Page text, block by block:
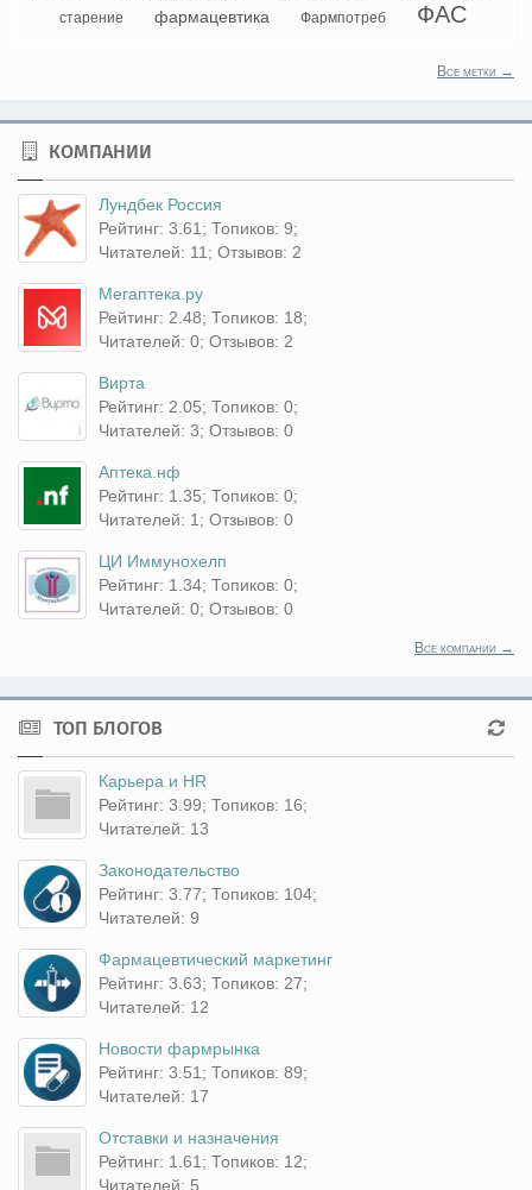
старение фармацевтика Фармпотреб ФАС
Все метки →
КОМПАНИИ
Лундбек Россия
Рейтинг: 3.61; Топиков: 9;
Читателей: 11; Отзывов: 2
Мегаптека.ру
Рейтинг: 2.48; Топиков: 18;
Читателей: 0; Отзывов: 2
Вирта
Рейтинг: 2.05; Топиков: 0;
Читателей: 3; Отзывов: 0
Аптека.нф
Рейтинг: 1.35; Топиков: 0;
Читателей: 1; Отзывов: 0
ЦИ Иммунохелп
Рейтинг: 1.34; Топиков: 0;
Читателей: 0; Отзывов: 0
Все компании →
ТОП БЛОГОВ
Карьера и HR
Рейтинг: 3.99; Топиков: 16;
Читателей: 13
Законодательство
Рейтинг: 3.77; Топиков: 104;
Читателей: 9
Фармацевтический маркетинг
Рейтинг: 3.63; Топиков: 27;
Читателей: 12
Новости фармрынка
Рейтинг: 3.51; Топиков: 89;
Читателей: 17
Отставки и назначения
Рейтинг: 1.61; Топиков: 12;
Читателей: 5